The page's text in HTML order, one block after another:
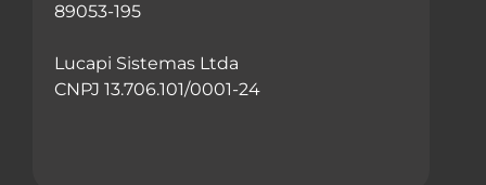
89053-195
Lucapi Sistemas Ltda
CNPJ 13.706.101/0001-24